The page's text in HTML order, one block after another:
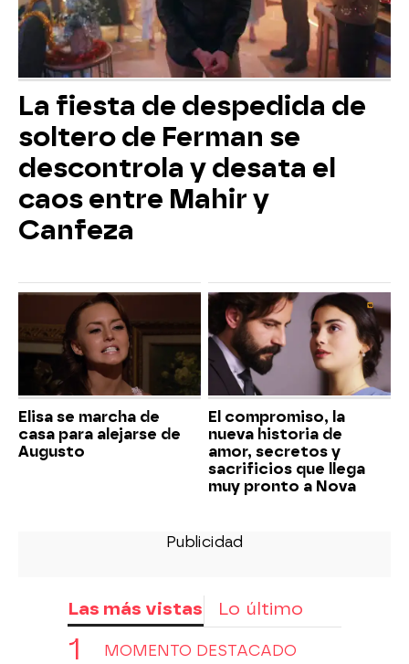
La fiesta de despedida de
soltero de Ferman se
descontrola y desata el
caos entre Mahir y
Canfeza
Elisa se marcha de
casa para alejarse de
Augusto
El compromiso, la
nueva historia de
amor, secretos y
sacrificios que llega
muy pronto a Nova
Las más vistas Lo último
MOMENTO DESTACADO